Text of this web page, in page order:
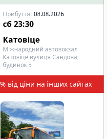
Прибуття: 08.08.2026
сб 23:30
Катовіце
Міжнародний автовокзал
Катовіце вулиця Сандова;
будинок 5
від ціни на інших сайтах